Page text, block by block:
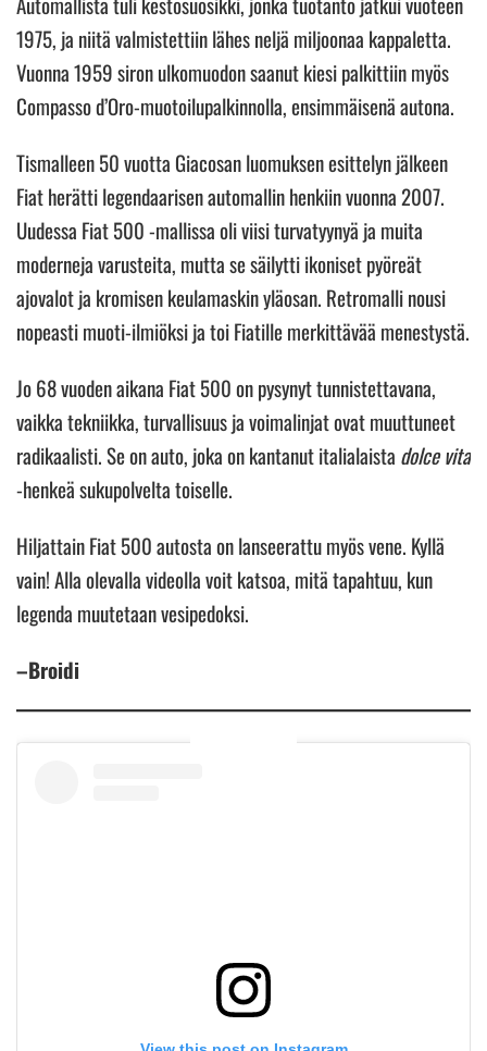
1975, ja niitä valmistettiin lähes neljä miljoonaa kappaletta.
Vuonna 1959 siron ulkomuodon saanut kiesi palkittiin myös
Compasso d’Oro-muotoilupalkinnolla, ensimmäisenä autona.
Tismalleen 50 vuotta Giacosan luomuksen esittelyn jälkeen
Fiat herätti legendaarisen automallin henkiin vuonna 2007.
Uudessa Fiat 500 -mallissa oli viisi turvatyynyä ja muita
moderneja varusteita, mutta se säilytti ikoniset pyöreät
ajovalot ja kromisen keulamaskin yläosan. Retromalli nousi
nopeasti muoti-ilmiöksi ja toi Fiatille merkittävää menestystä.
Jo 68 vuoden aikana Fiat 500 on pysynyt tunnistettavana,
vaikka tekniikka, turvallisuus ja voimalinjat ovat muuttuneet
radikaalisti. Se on auto, joka on kantanut italialaista dolce vita
-henkeä sukupolvelta toiselle.
Hiljattain Fiat 500 autosta on lanseerattu myös vene. Kyllä
vain! Alla olevalla videolla voit katsoa, mitä tapahtuu, kun
legenda muutetaan vesipedoksi.
–Broidi